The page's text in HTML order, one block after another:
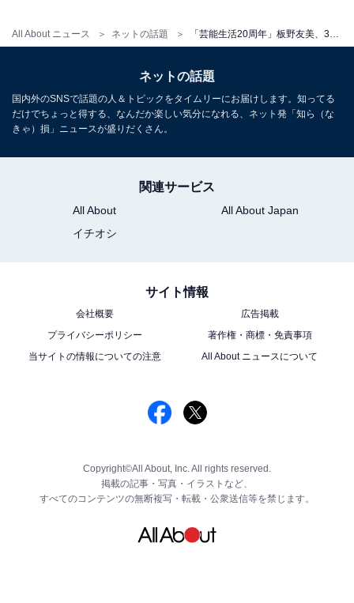
All About ニュース ネットの話題
ネットの話題
国内外のSNSで話題の人＆トピックをタイムリーにお届けします。知ってる
だけでちょっと得する、なんだか楽しい気分になれる、ネット発「知ら（な
きゃ）損」ニュースが盛りだくさん。
関連サービス
All About
All About Japan
イチオシ
サイト情報
会社概要
広告掲載
プライバシーポリシー
著作権・商標・免責事項
当サイトの情報についての注意
All About ニュースについて
Copyright©All About, Inc. All rights reserved.
掲載の記事・写真・イラストなど、
すべてのコンテンツの無断複写・転載・公衆送信等を禁じます。